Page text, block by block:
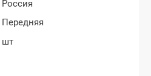
Россия
Передняя
шт